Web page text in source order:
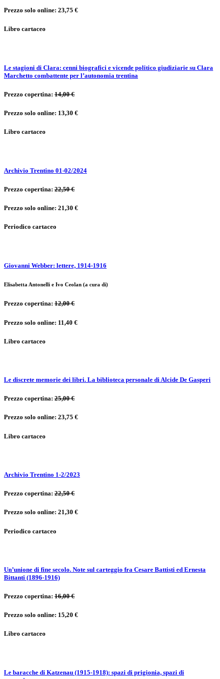
Prezzo solo online: 23,75 €
Libro cartaceo
Le stagioni di Clara: cenni biografici e vicende politico giudiziarie su Clara
Marchetto combattente per l’autonomia trentina
Prezzo copertina: 14,00 €
Prezzo solo online: 13,30 €
Libro cartaceo
Archivio Trentino 01-02/2024
Prezzo copertina: 22,50 €
Prezzo solo online: 21,30 €
Periodico cartaceo
Giovanni Webber: lettere, 1914-1916
Elisabetta Antonelli e Ivo Ceolan (a cura di)
Prezzo copertina: 12,00 €
Prezzo solo online: 11,40 €
Libro cartaceo
Le discrete memorie dei libri. La biblioteca personale di Alcide De Gasperi
Prezzo copertina: 25,00 €
Prezzo solo online: 23,75 €
Libro cartaceo
Archivio Trentino 1-2/2023
Prezzo copertina: 22,50 €
Prezzo solo online: 21,30 €
Periodico cartaceo
Un’unione di fine secolo. Note sul carteggio fra Cesare Battisti ed Ernesta
Bittanti (1896-1916)
Prezzo copertina: 16,00 €
Prezzo solo online: 15,20 €
Libro cartaceo
Le baracche di Katzenau (1915-1918): spazi di prigionia, spazi di